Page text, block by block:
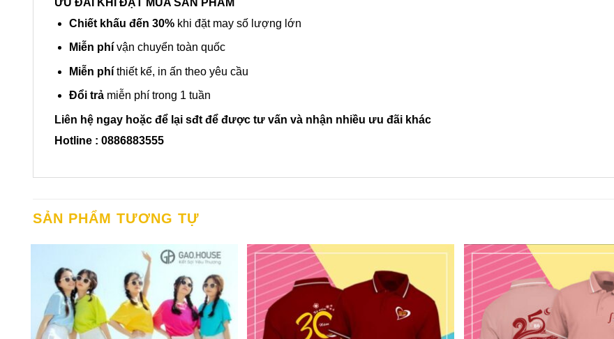
Chiết khấu đến 30%khi đặt may số lượng lớn
Miễn phí vận chuyển toàn quốc
Miễn phíthiết kế, in ấn theo yêu cầu
Đổi trảmiễn phí trong 1 tuần
Liên hệ ngay hoặc để lại sđt để được tư vấn và nhận nhiều ưu đãi khác
Hotline : 0886883555
SẢN PHẨM TƯƠNG TỰ